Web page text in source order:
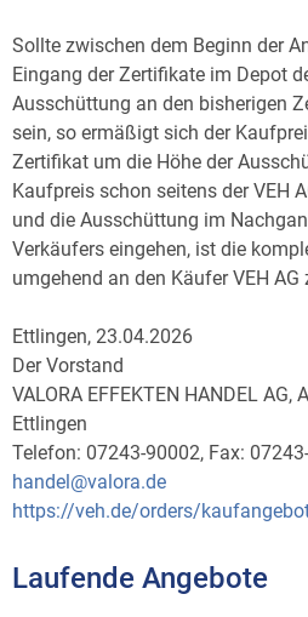
Sollte zwischen dem Beginn der
Eingang der Zertifikate im Depot
Ausschüttung an den bisherigen
sein, so ermäßigt sich der
Zertifikat um die Höhe der
Kaufpreis schon seitens der VEH
und die Ausschüttung im
Verkäufers eingehen, ist die
umgehend an den Käufer VEH AG
Ettlingen, 23.04.2026
Der Vorstand
VALORA EFFEKTEN HANDEL
Ettlingen
Telefon: 07243-90002, Fax:
handel@valora.de
https://veh.de/orders/
Laufende Angebote